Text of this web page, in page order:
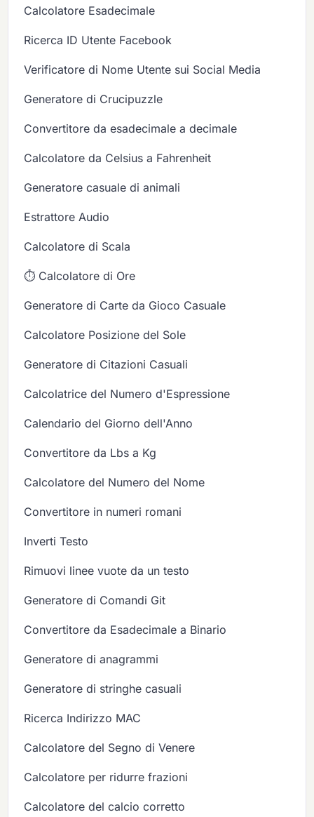
Calcolatore Esadecimale
Ricerca ID Utente Facebook
Verificatore di Nome Utente sui Social Media
Generatore di Crucipuzzle
Convertitore da esadecimale a decimale
Calcolatore da Celsius a Fahrenheit
Generatore casuale di animali
Estrattore Audio
Calcolatore di Scala
⏱️ Calcolatore di Ore
Generatore di Carte da Gioco Casuale
Calcolatore Posizione del Sole
Generatore di Citazioni Casuali
Calcolatrice del Numero d'Espressione
Calendario del Giorno dell'Anno
Convertitore da Lbs a Kg
Calcolatore del Numero del Nome
Convertitore in numeri romani
Inverti Testo
Rimuovi linee vuote da un testo
Generatore di Comandi Git
Convertitore da Esadecimale a Binario
Generatore di anagrammi
Generatore di stringhe casuali
Ricerca Indirizzo MAC
Calcolatore del Segno di Venere
Calcolatore per ridurre frazioni
Calcolatore del calcio corretto